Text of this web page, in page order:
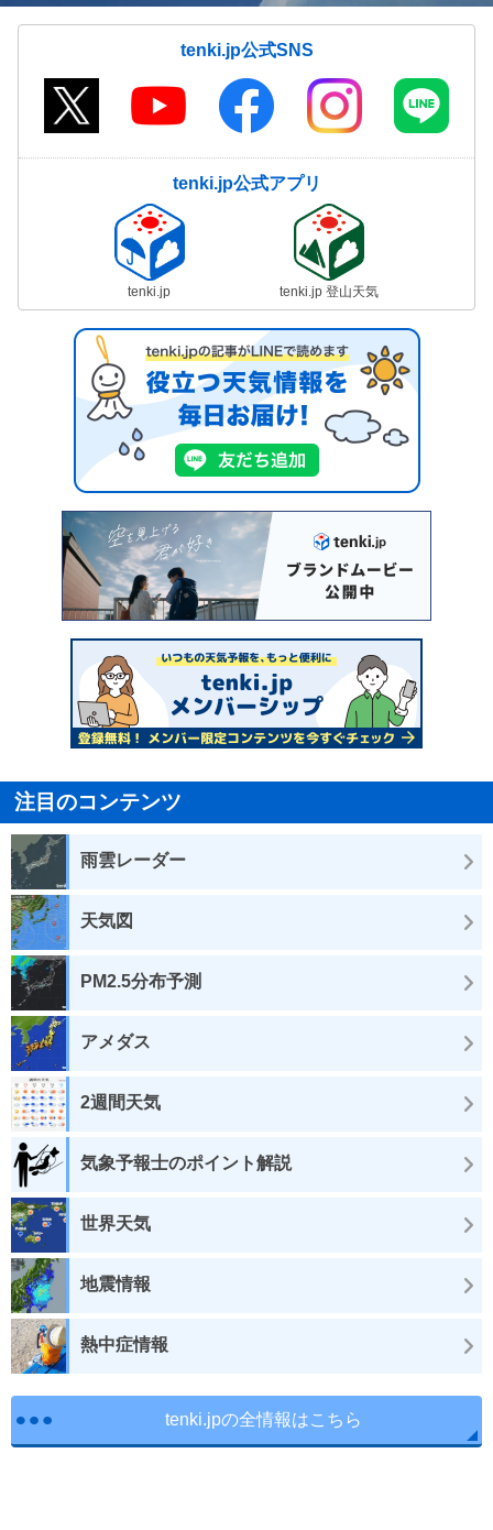
tenki.jp公式SNS
tenki.jp公式アプリ
tenki.jp tenki.jp 登山天気
注目のコンテンツ
雨雲レーダー
天気図
PM2.5分布予測
アメダス
2週間天気
気象予報士のポイント解説
世界天気
地震情報
熱中症情報
tenki.jpの全情報はこちら